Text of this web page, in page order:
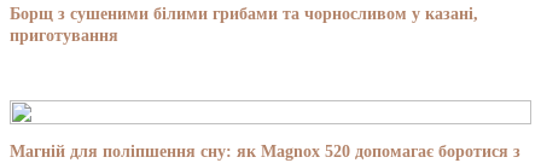
Борщ з сушеними білими грибами та чорносливом у казані,
приготування
Магній для поліпшення сну: як Magnox 520 допомагає боротися з